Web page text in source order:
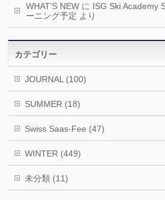
WHAT’S NEW に ISG Ski Academy
ーニング予定 より
カテゴリー
JOURNAL (100)
SUMMER (18)
Swiss Saas-Fee (47)
WINTER (449)
未分類 (11)